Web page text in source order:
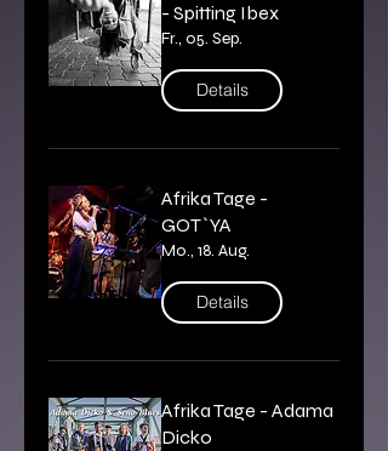
- Spitting Ibex
Fr., 05. Sep.
Details
Afrika Tage -
GOT`YA
Mo., 18. Aug.
Details
Afrika Tage - Adama
Dicko